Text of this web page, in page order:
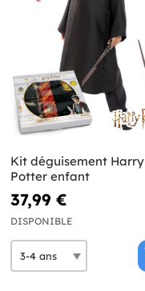
Kit déguisement Harry
Potter enfant
37,99 €
DISPONIBLE